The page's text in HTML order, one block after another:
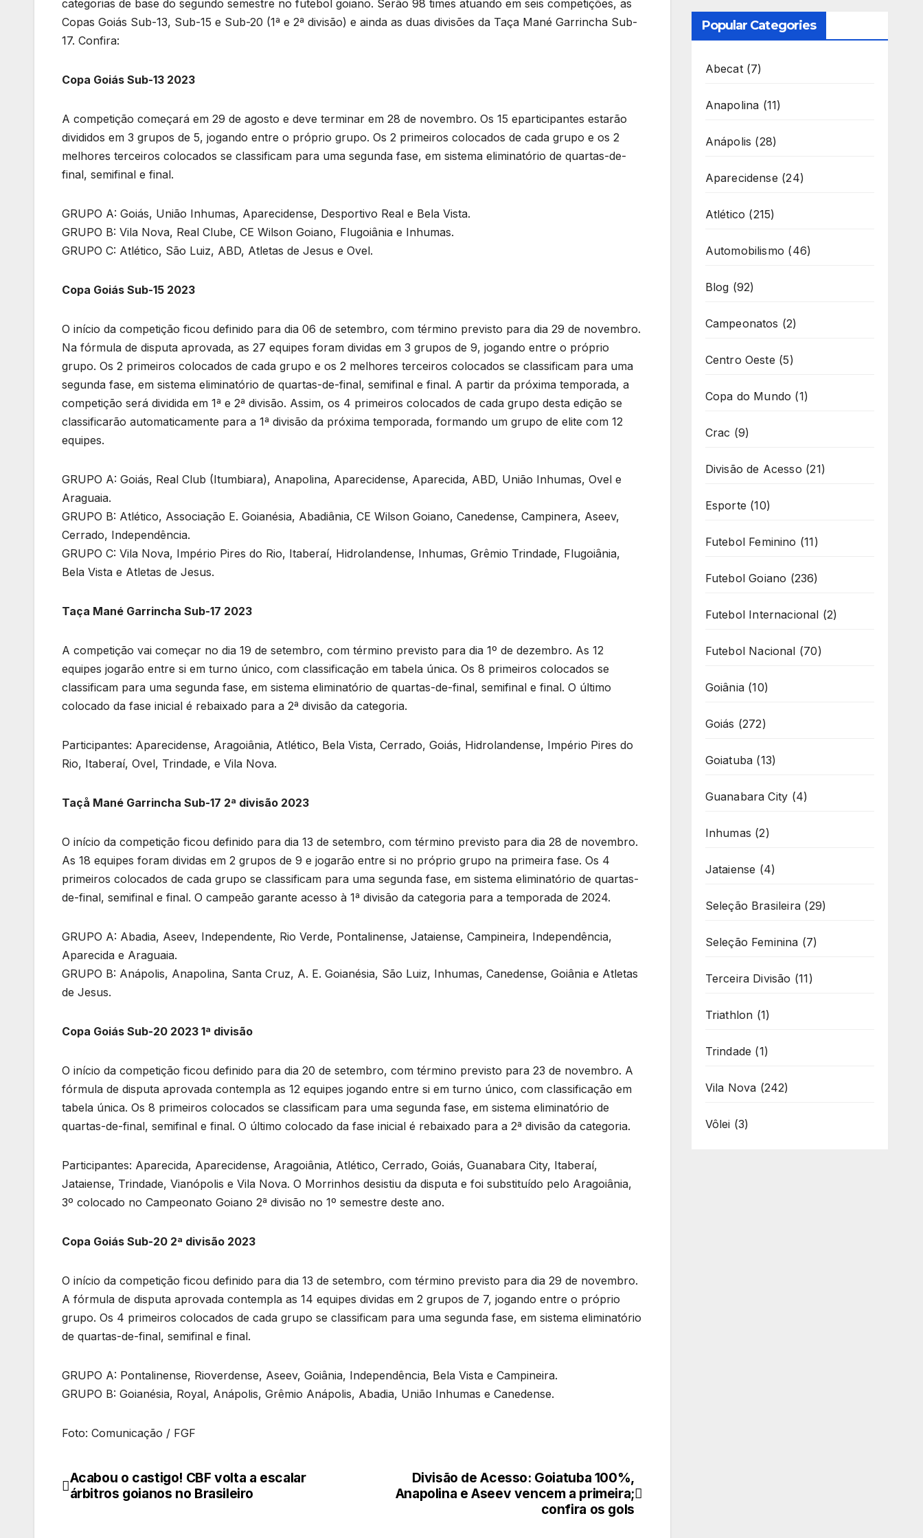
p
a
d
e
s
ia
h
e
categorias de base do segundo semestre no futebol goiano. Serão 98 times atuando em seis competições, as
Copas Goiás Sub-13, Sub-15 e Sub-20 (1ª e 2ª divisão) e ainda as duas divisões da Taça Mané Garrincha Sub-
17. Confira:
Copa Goiás Sub-13 2023
A competição começará em 29 de agosto e deve terminar em 28 de novembro. Os 15 eparticipantes estarão
divididos em 3 grupos de 5, jogando entre o próprio grupo. Os 2 primeiros colocados de cada grupo e os 2
melhores terceiros colocados se classificam para uma segunda fase, em sistema eliminatório de quartas-de-
final, semifinal e final.
GRUPO A: Goiás, União Inhumas, Aparecidense, Desportivo Real e Bela Vista.
GRUPO B: Vila Nova, Real Clube, CE Wilson Goiano, Flugoiânia e Inhumas.
GRUPO C: Atlético, São Luiz, ABD, Atletas de Jesus e Ovel.
Copa Goiás Sub-15 2023
O início da competição ficou definido para dia 06 de setembro, com término previsto para dia 29 de novembro.
Na fórmula de disputa aprovada, as 27 equipes foram dividas em 3 grupos de 9, jogando entre o próprio
grupo. Os 2 primeiros colocados de cada grupo e os 2 melhores terceiros colocados se classificam para uma
segunda fase, em sistema eliminatório de quartas-de-final, semifinal e final. A partir da próxima temporada, a
competição será dividida em 1ª e 2ª divisão. Assim, os 4 primeiros colocados de cada grupo desta edição se
classificarão automaticamente para a 1ª divisão da próxima temporada, formando um grupo de elite com 12
equipes.
GRUPO A: Goiás, Real Club (Itumbiara), Anapolina, Aparecidense, Aparecida, ABD, União Inhumas, Ovel e
Araguaia.
GRUPO B: Atlético, Associação E. Goianésia, Abadiânia, CE Wilson Goiano, Canedense, Campinera, Aseev,
Cerrado, Independência.
GRUPO C: Vila Nova, Império Pires do Rio, Itaberaí, Hidrolandense, Inhumas, Grêmio Trindade, Flugoiânia,
Bela Vista e Atletas de Jesus.
Taça Mané Garrincha Sub-17 2023
A competição vai começar no dia 19 de setembro, com término previsto para dia 1º de dezembro. As 12
equipes jogarão entre si em turno único, com classificação em tabela única. Os 8 primeiros colocados se
classificam para uma segunda fase, em sistema eliminatório de quartas-de-final, semifinal e final. O último
colocado da fase inicial é rebaixado para a 2ª divisão da categoria.
Participantes: Aparecidense, Aragoiânia, Atlético, Bela Vista, Cerrado, Goiás, Hidrolandense, Império Pires do
Rio, Itaberaí, Ovel, Trindade, e Vila Nova.
Taçå Mané Garrincha Sub-17 2ª divisão 2023
O início da competição ficou definido para dia 13 de setembro, com término previsto para dia 28 de novembro.
As 18 equipes foram dividas em 2 grupos de 9 e jogarão entre si no próprio grupo na primeira fase. Os 4
primeiros colocados de cada grupo se classificam para uma segunda fase, em sistema eliminatório de quartas-
de-final, semifinal e final. O campeão garante acesso à 1ª divisão da categoria para a temporada de 2024.
GRUPO A: Abadia, Aseev, Independente, Rio Verde, Pontalinense, Jataiense, Campineira, Independência,
Aparecida e Araguaia.
GRUPO B: Anápolis, Anapolina, Santa Cruz, A. E. Goianésia, São Luiz, Inhumas, Canedense, Goiânia e Atletas
de Jesus.
Copa Goiás Sub-20 2023 1ª divisão
O início da competição ficou definido para dia 20 de setembro, com término previsto para 23 de novembro. A
fórmula de disputa aprovada contempla as 12 equipes jogando entre si em turno único, com classificação em
tabela única. Os 8 primeiros colocados se classificam para uma segunda fase, em sistema eliminatório de
quartas-de-final, semifinal e final. O último colocado da fase inicial é rebaixado para a 2ª divisão da categoria.
Participantes: Aparecida, Aparecidense, Aragoiânia, Atlético, Cerrado, Goiás, Guanabara City, Itaberaí,
Jataiense, Trindade, Vianópolis e Vila Nova. O Morrinhos desistiu da disputa e foi substituído pelo Aragoiânia,
3º colocado no Campeonato Goiano 2ª divisão no 1º semestre deste ano.
Copa Goiás Sub-20 2ª divisão 2023
O início da competição ficou definido para dia 13 de setembro, com término previsto para dia 29 de novembro.
A fórmula de disputa aprovada contempla as 14 equipes dividas em 2 grupos de 7, jogando entre o próprio
grupo. Os 4 primeiros colocados de cada grupo se classificam para uma segunda fase, em sistema eliminatório
de quartas-de-final, semifinal e final.
GRUPO A: Pontalinense, Rioverdense, Aseev, Goiânia, Independência, Bela Vista e Campineira.
GRUPO B: Goianésia, Royal, Anápolis, Grêmio Anápolis, Abadia, União Inhumas e Canedense.
Foto: Comunicação / FGF
Navegação
Divisão de Acesso: Goiatuba 100%,
Anapolina e Aseev vencem a primeira;
confira os gols
Acabou o castigo! CBF volta a escalar
árbitros goianos no Brasileiro
Popular Categories
Abecat(7)
Anapolina (11)
Anápolis (28)
Aparecidense (24)
Atlético (215)
Automobilismo (46)
Blog (92)
Campeonatos (2)
Centro Oeste (5)
Copa do Mundo (1)
Crac (9)
Divisão de Acesso (21)
Esporte (10)
Futebol Feminino (11)
Futebol Goiano (236)
Futebol Internacional (2)
Futebol Nacional (70)
Goiânia(10)
Goiás (272)
Goiatuba (13)
Guanabara City (4)
Inhumas (2)
Jataiense (4)
Seleção Brasileira (29)
Seleção Feminina (7)
Terceira Divisão (11)
Triathlon (1)
Trindade (1)
Vila Nova (242)
Vôlei (3)